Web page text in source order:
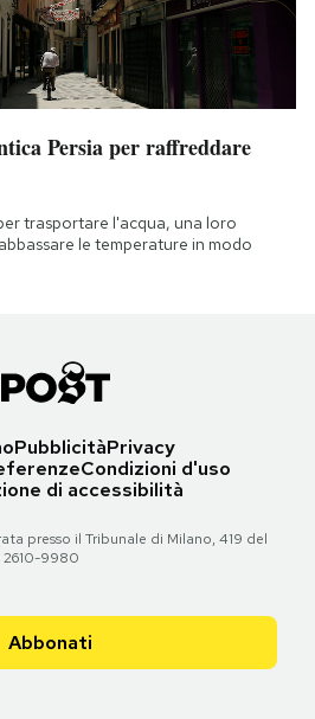
Persia per raffreddare
trasportare l'acqua, una loro
le temperature in modo
PubblicitàPrivacy
Condizioni d'uso
di accessibilità
presso il Tribunale di Milano, 419 del
2610-9980
Abbonati